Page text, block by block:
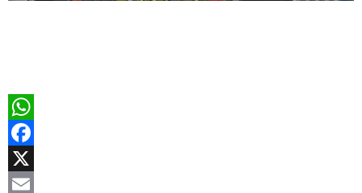
WhatsApp
Facebook
X